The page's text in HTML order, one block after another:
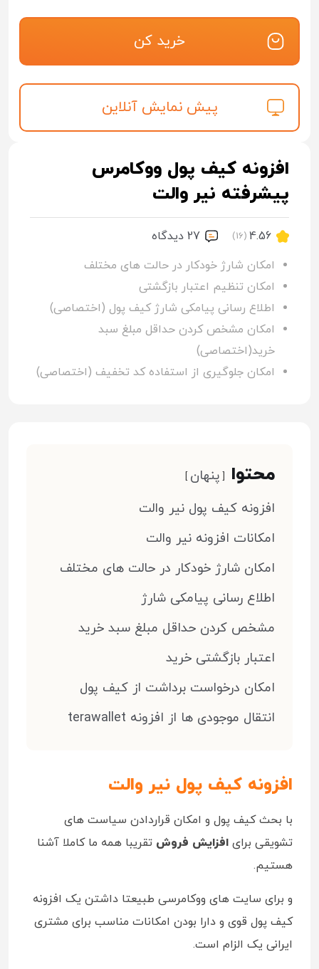
خرید کن
پیش نمایش آنلاین
افزونه کیف پول ووکامرس
پیشرفته نیر والت
4.56
(16)
27 ديدگاه
امکان شارژ خودکار در حالت های مختلف
امکان تنظیم اعتبار بازگشتی
اطلاع رسانی پیامکی شارژ کیف پول (اختصاصی)
امکان مشخص کردن حداقل مبلغ سبد
خرید(اختصاصی)
امکان جلوگیری از استفاده کد تخفیف (اختصاصی)
محتوا
پنهان
افزونه کیف پول نیر والت
امکانات افزونه نیر والت
امکان شارژ خودکار در حالت های مختلف
اطلاع رسانی پیامکی شارژ
مشخص کردن حداقل مبلغ سبد خرید
اعتبار بازگشتی خرید
امکان درخواست برداشت از کیف پول
انتقال موجودی ها از افزونه terawallet
افزونه کیف پول نیر والت
با بحث کیف پول و امکان قراردادن سیاست های
تشویقی برای افزایش فروش تقریبا همه ما کاملا آشنا
هستیم.
و برای سایت های ووکامرسی طبیعتا داشتن یک افزونه
کیف پول قوی و دارا بودن امکانات مناسب برای مشتری
ایرانی یک الزام است.